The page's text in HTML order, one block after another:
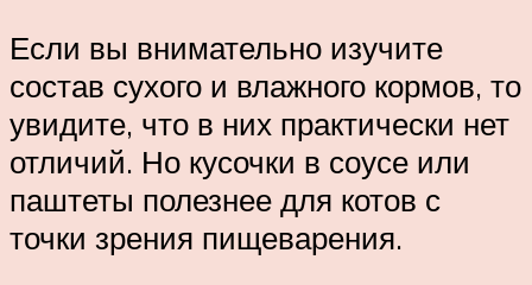
Если вы внимательно изучите
состав сухого и влажного кормов, то
увидите, что в них практически нет
отличий. Но кусочки в соусе или
паштеты полезнее для котов с
точки зрения пищеварения.